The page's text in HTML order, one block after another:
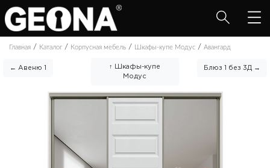
Главная / Каталог / Корпусная мебель / Шкафы-купе Модус / Авангард
← Авеню 1
↑ Шкафы-купе
Модус
Блюз 1 без 3Д →